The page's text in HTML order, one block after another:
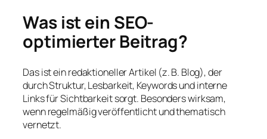
Was ist ein SEO-
optimierter Beitrag?
Das ist ein redaktioneller Artikel (z. B. Blog), der
durch Struktur, Lesbarkeit, Keywords und interne
Links für Sichtbarkeit sorgt. Besonders wirksam,
wenn regelmäßig veröffentlicht und thematisch
vernetzt.